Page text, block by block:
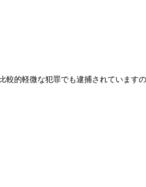
的軽微な犯罪でも逮捕されています